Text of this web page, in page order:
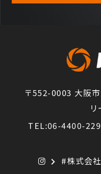
〒552-0003 大阪
TEL:06-4400-
chevron_right #株式会